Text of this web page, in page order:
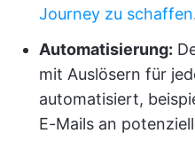
Journey zu schaffen
Automatisierung:
mit Auslösern für
automatisiert,
E-Mails an